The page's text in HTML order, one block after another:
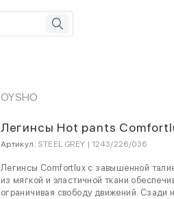
OYSHO
Легинсы Hot pants
Артикул: STEEL GREY | 1243/226/036
Легинсы Comfortlux с завышенной
из мягкой и эластичной ткани
ограничивая свободу движений. Сзади